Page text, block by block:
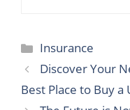
Categories
Insurance
Discover Your
Best Place to Buy a